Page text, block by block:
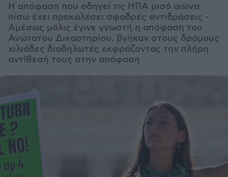
Η απόφαση που οδηγεί τις ΗΠΑ μισό αιώνα
πίσω έχει προκαλέσει σφοδρές αντιδράσεις -
Αμέσως μόλις έγινε γνωστή η απόφαση του
Ανώτατου Δικαστηρίου, βγήκαν στους δρόμους
χιλιάδες διαδηλωτές εκφράζοντας την πλήρη
αντίθεσή τους στην απόφαση